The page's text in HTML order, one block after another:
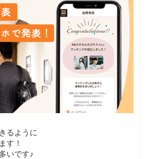
るように
す！
いです♪